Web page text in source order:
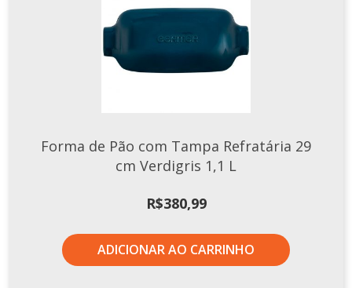
Forma de Pão com Tampa Refratária 29
cm Verdigris 1,1 L
R$380,99
ADICIONAR AO CARRINHO